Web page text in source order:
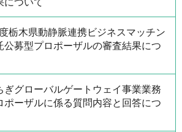
について
栃木県動静脈連携ビジネスマッチン
公募型プロポーザルの審査結果につ
ぎグローバルゲートウェイ事業業務
ポーザルに係る質問内容と回答につ